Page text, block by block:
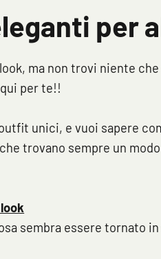
per
ma non trovi niente
per te!!
unici, e vuoi sapere
trovano sempre un
sembra essere tornato in